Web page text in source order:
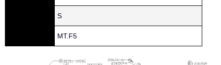
S
MT.F5